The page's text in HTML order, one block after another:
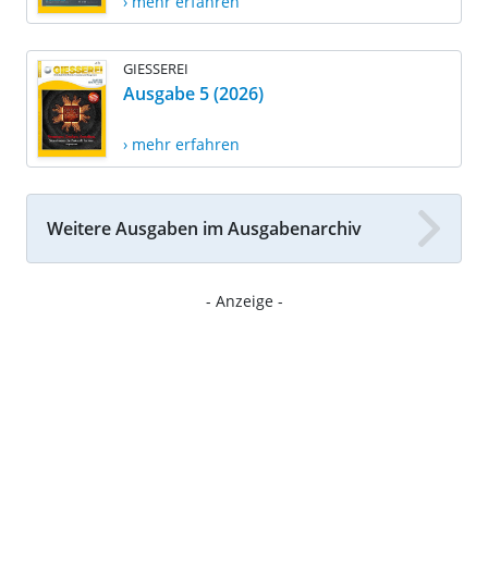
GIESSEREI
Ausgabe 5 (2026)
› mehr erfahren
Weitere Ausgaben im Ausgabenarchiv
- Anzeige -